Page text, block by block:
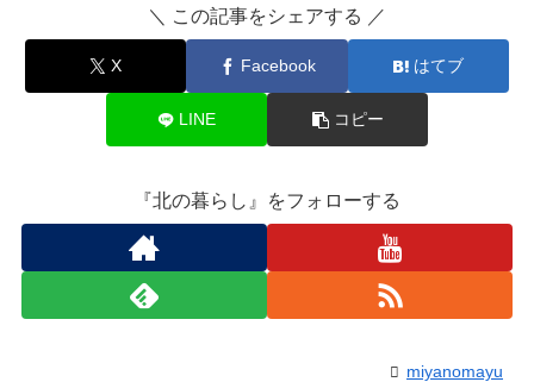
＼ この記事をシェアする ／
X Facebook はてブ
LINE コピー
『北の暮らし』をフォローする
miyanomayu